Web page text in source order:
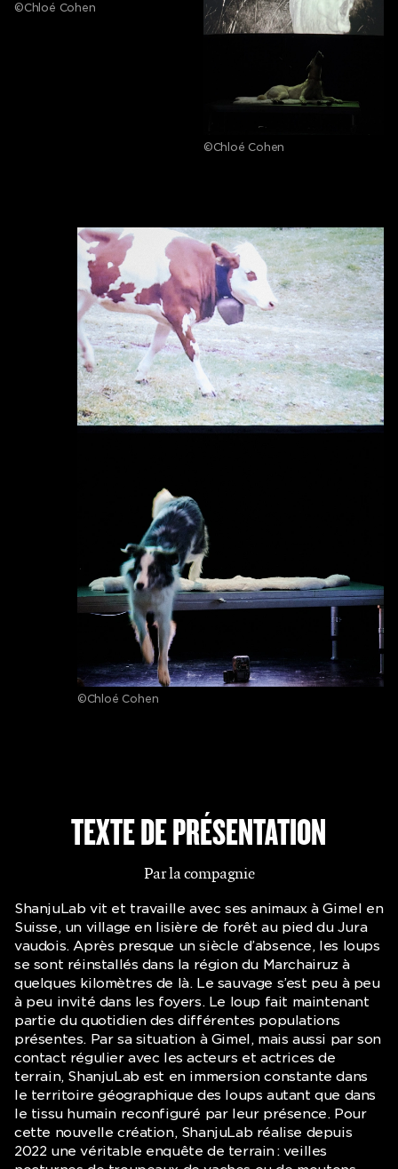
©Chloé Cohen
©Chloé Cohen
©Chloé Cohen
TEXTE DE PRÉSENTATION
Par la compagnie
ShanjuLab vit et travaille avec ses animaux à Gimel en
Suisse, un village en lisière de forêt au pied du Jura
vaudois. Après presque un siècle d’absence, les loups
se sont réinstallés dans la région du Marchairuz à
quelques kilomètres de là. Le sauvage s’est peu à peu
à peu invité dans les foyers. Le loup fait maintenant
partie du quotidien des différentes populations
présentes. Par sa situation à Gimel, mais aussi par son
contact régulier avec les acteurs et actrices de
terrain, ShanjuLab est en immersion constante dans
le territoire géographique des loups autant que dans
le tissu humain reconfiguré par leur présence. Pour
cette nouvelle création, ShanjuLab réalise depuis
2022 une véritable enquête de terrain : veilles